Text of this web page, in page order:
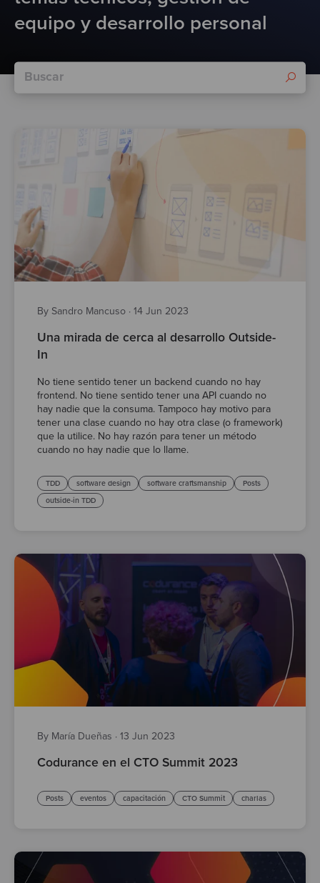
equipo y desarrollo personal
By Sandro Mancuso · 14 Jun 2023
Una mirada de cerca al desarrollo Outside-
In
No tiene sentido tener un backend cuando no hay
frontend. No tiene sentido tener una API cuando no
hay nadie que la consuma. Tampoco hay motivo para
tener una clase cuando no hay otra clase (o framework)
que la utilice. No hay razón para tener un método
cuando no hay nadie que lo llame.
TDD software design software craftsmanship
Posts
outside-in TDD
By María Dueñas · 13 Jun 2023
Codurance en el CTO Summit 2023
Posts eventos capacitación CTO Summit charlas